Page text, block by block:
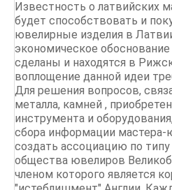
Известность о латвийских
будет способствовать и
ювелирные изделия в
экономическое
сделаны и находятся в
воплощение данной идеи
Для решения вопросов,
металла, камней ,
инструмента и
сбора информации
создать ассоциацию по
общества ювелиров
членом которого является